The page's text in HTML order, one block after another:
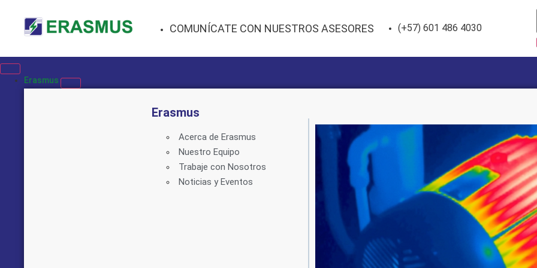
COMUNÍCATE CON NUESTROS ASESORES (+57) 601 486 4030
Erasmus
Erasmus
Acerca de Erasmus
Nuestro Equipo
Trabaje con Nosotros
Noticias y Eventos